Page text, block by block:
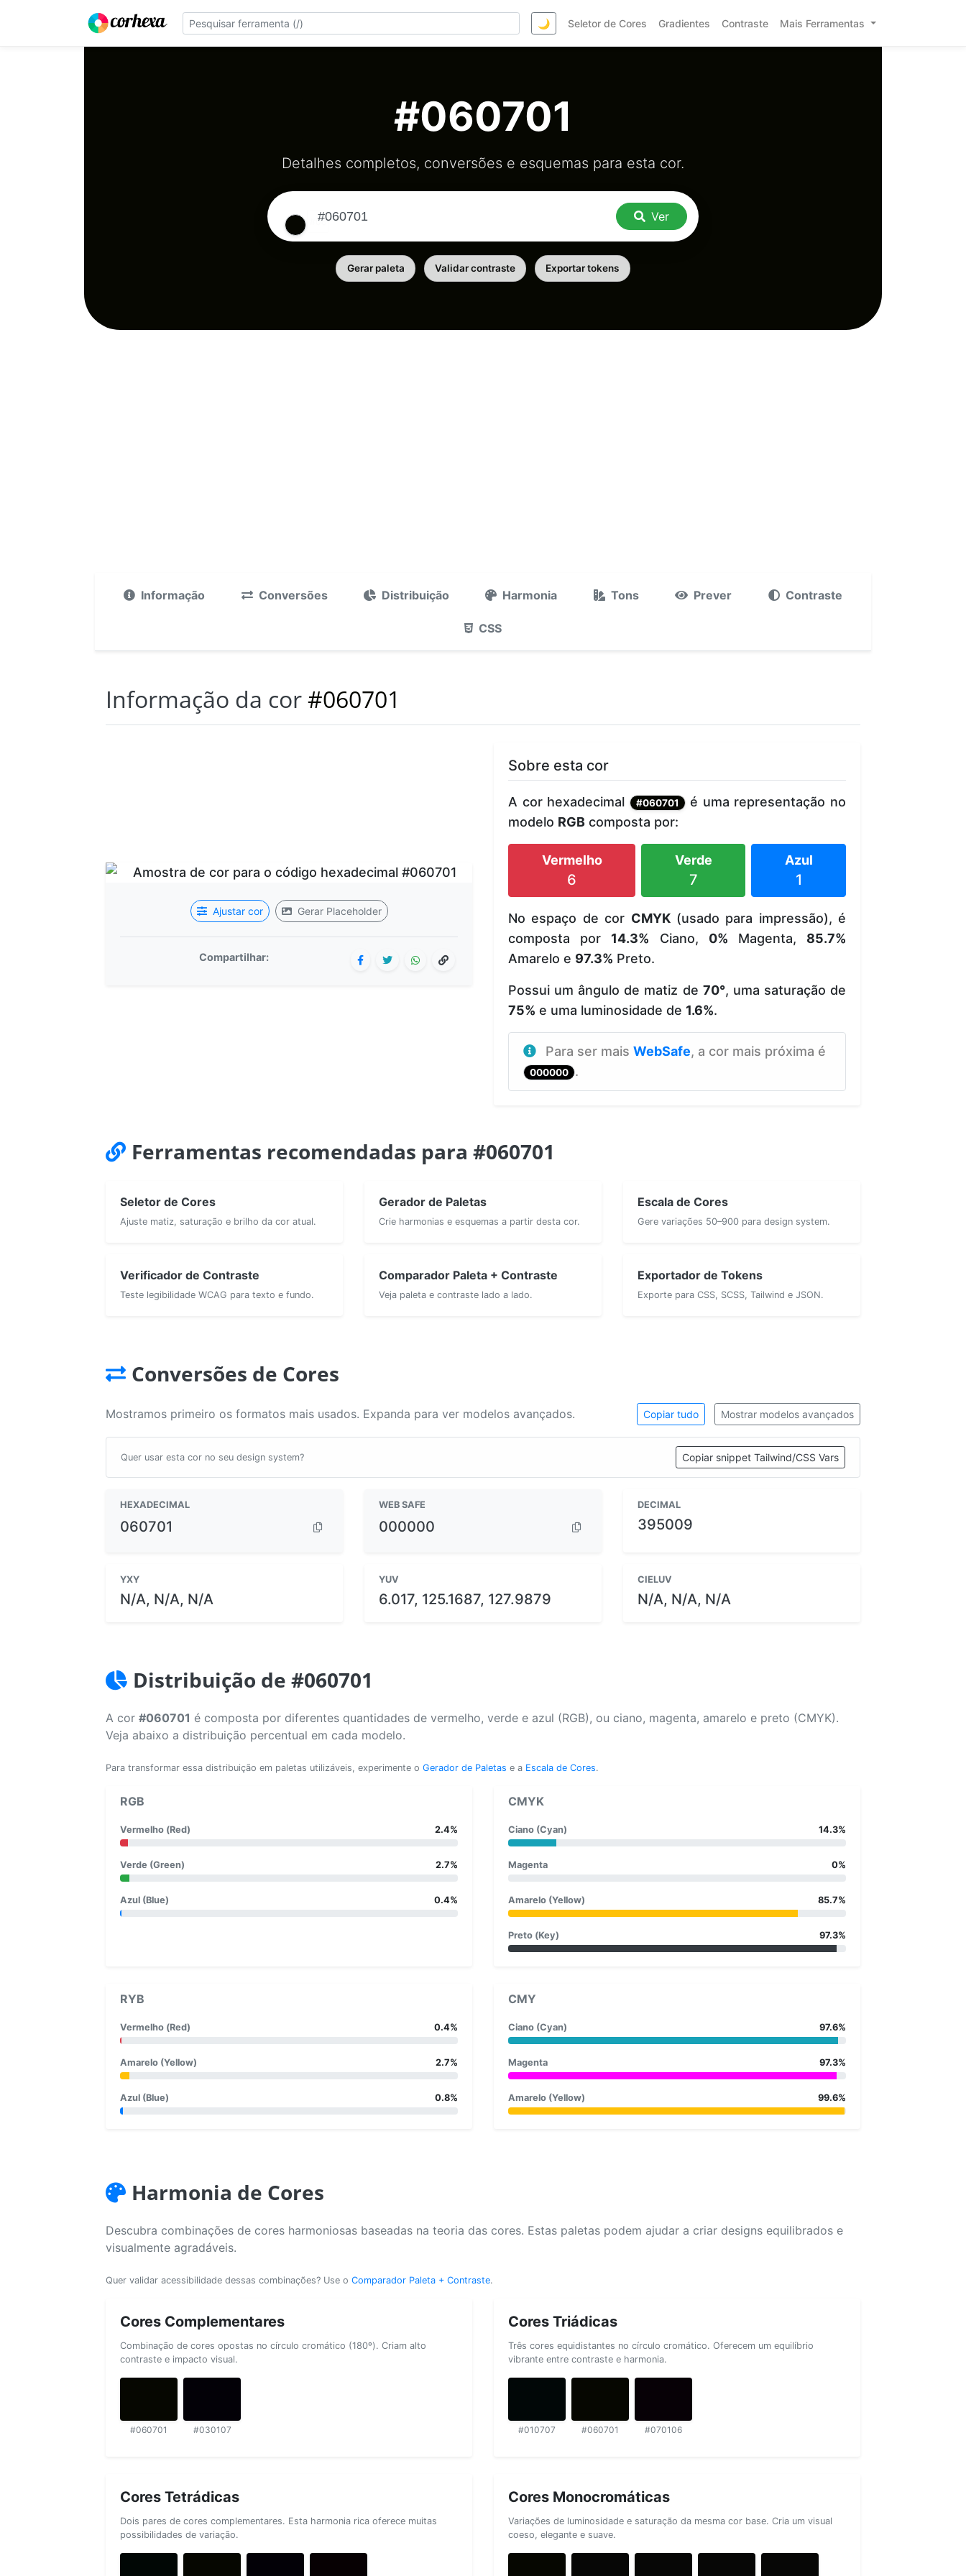
🌙 Seletor de Cores Gradientes Contraste Mais Ferramentas
#060701
Detalhes completos, conversões e esquemas para esta cor.
Ver
Gerar paleta Validar contraste Exportar tokens
Informação Conversões Distribuição Harmonia Tons Prever Contraste
CSS
Informação da cor#060701
Ajustar cor Gerar Placeholder
Compartilhar:
Sobre esta cor
A cor hexadecimal #060701
é uma representação no
modelo RGB composta por:
Vermelho
6
Verde
7
Azul
1
No espaço de cor CMYK(usado para impressão), é
composta por 14.3% Ciano, 0% Magenta, 85.7%
Amarelo e 97.3% Preto.
Possui um ângulo de matiz de 70°, uma saturação de
75% e uma luminosidade de 1.6%.
Para ser mais WebSafe, a cor mais próxima é
000000 .
Ferramentas recomendadas para #060701
Seletor de Cores
Ajuste matiz, saturação e brilho da cor atual.
Gerador de Paletas
Crie harmonias e esquemas a partir desta cor.
Escala de Cores
Gere variações 50–900 para design system.
Verificador de Contraste
Teste legibilidade WCAG para texto e fundo.
Comparador Paleta + Contraste
Veja paleta e contraste lado a lado.
Exportador de Tokens
Exporte para CSS, SCSS, Tailwind e JSON.
Conversões de Cores
Mostramos primeiro os formatos mais usados. Expanda para ver modelos avançados. Copiar tudo Mostrar modelos avançados
Quer usar esta cor no seu design system? Copiar snippet Tailwind/CSS Vars
HEXADECIMAL
060701
WEB SAFE
000000
DECIMAL
395009
YXY
N/A, N/A, N/A
YUV
6.017, 125.1687, 127.9879
CIELUV
N/A, N/A, N/A
Distribuição de #060701
A cor #060701 é composta por diferentes quantidades de vermelho, verde e azul (RGB), ou ciano, magenta, amarelo e preto (CMYK).
Veja abaixo a distribuição percentual em cada modelo.
Para transformar essa distribuição em paletas utilizáveis, experimente o Gerador de Paletas e a Escala de Cores.
RGB
Vermelho (Red) 2.4%
Verde (Green) 2.7%
Azul (Blue) 0.4%
CMYK
Ciano (Cyan) 14.3%
Magenta 0%
Amarelo (Yellow) 85.7%
Preto (Key) 97.3%
RYB
Vermelho (Red) 0.4%
Amarelo (Yellow) 2.7%
Azul (Blue) 0.8%
CMY
Ciano (Cyan) 97.6%
Magenta 97.3%
Amarelo (Yellow) 99.6%
Harmonia de Cores
Descubra combinações de cores harmoniosas baseadas na teoria das cores. Estas paletas podem ajudar a criar designs equilibrados e
visualmente agradáveis.
Quer validar acessibilidade dessas combinações? Use o Comparador Paleta + Contraste.
Cores Complementares
Combinação de cores opostas no círculo cromático (180º). Criam alto
contraste e impacto visual.
#060701 #030107
Cores Triádicas
Três cores equidistantes no círculo cromático. Oferecem um equilíbrio
vibrante entre contraste e harmonia.
#010707 #060701 #070106
Cores Tetrádicas
Dois pares de cores complementares. Esta harmonia rica oferece muitas
possibilidades de variação.
Cores Monocromáticas
Variações de luminosidade e saturação da mesma cor base. Cria um visual
coeso, elegante e suave.